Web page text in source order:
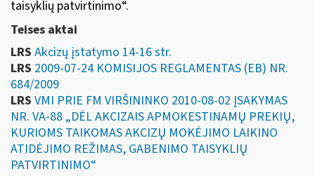
taisyklių patvirtinimo“.
Teises aktai
LRS Akcizų įstatymo 14-16 str.
LRS 2009-07-24 KOMISIJOS REGLAMENTAS (EB) NR.
684/2009
LRS VMI PRIE FM VIRŠININKO 2010-08-02 ĮSAKYMAS
NR. VA-88 „DĖL AKCIZAIS APMOKESTINAMŲ PREKIŲ,
KURIOMS TAIKOMAS AKCIZŲ MOKĖJIMO LAIKINO
ATIDĖJIMO REŽIMAS, GABENIMO TAISYKLIŲ
PATVIRTINIMO“